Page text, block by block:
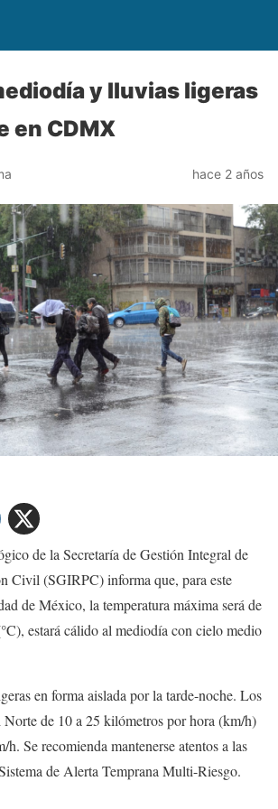
y lluvias ligeras
en CDMX
hace 2 años
de la Secretaría de Gestión Integral de
Civil (SGIRPC) informa que, para este
de México, la temperatura máxima será de
estará cálido al mediodía con cielo medio
en forma aislada por la tarde-noche. Los
Norte de 10 a 25 kilómetros por hora (km/h)
h. Se recomienda mantenerse atentos a las
de Alerta Temprana Multi-Riesgo.